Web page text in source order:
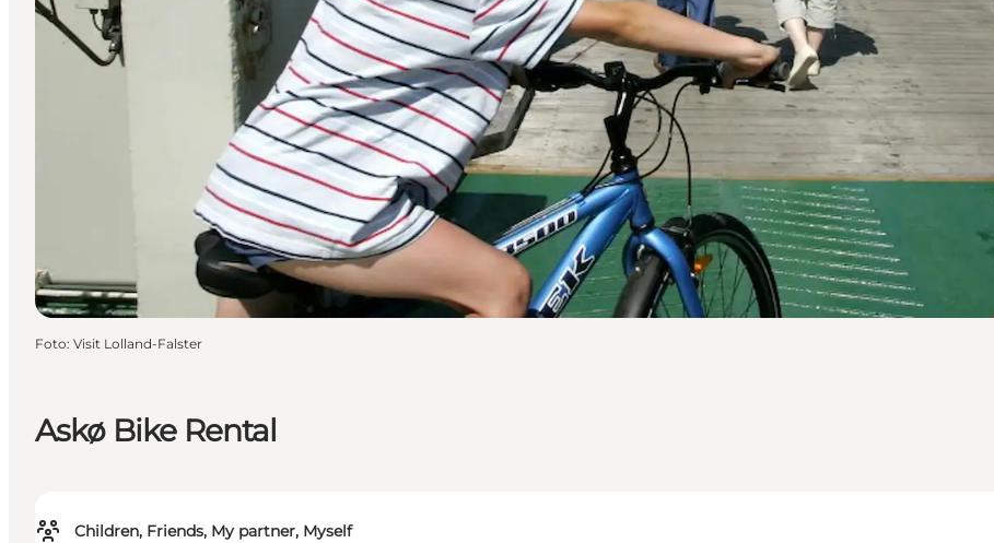
Askø Bike Rental
Children, Friends, My partner, Myself
Foto: Visit Lolland-Falster